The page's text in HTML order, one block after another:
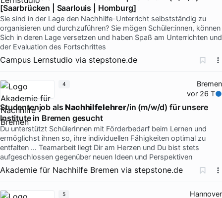
[Saarbrücken | Saarlouis | Homburg]
Sie sind in der Lage den Nachhilfe-Unterricht selbstständig zu
organisieren und durchzuführen? Sie mögen Schüler:innen, können
Sich in deren Lage versetzen und haben Spaß am Unterrichten und
der Evaluation des Fortschrittes
Campus Lernstudio via stepstone.de
Bremen
vor 26 T
Studentenjob alsNachhilfelehrer/in (m/w/d) für unsere
Institute in Bremen gesucht
Du unterstützt SchülerInnen mit Förderbedarf beim Lernen und
ermöglichst ihnen so, ihre individuellen Fähigkeiten optimal zu
entfalten … Teamarbeit liegt Dir am Herzen und Du bist stets
aufgeschlossen gegenüber neuen Ideen und Perspektiven
Akademie für Nachhilfe Bremen via stepstone.de
4
Hannover
5